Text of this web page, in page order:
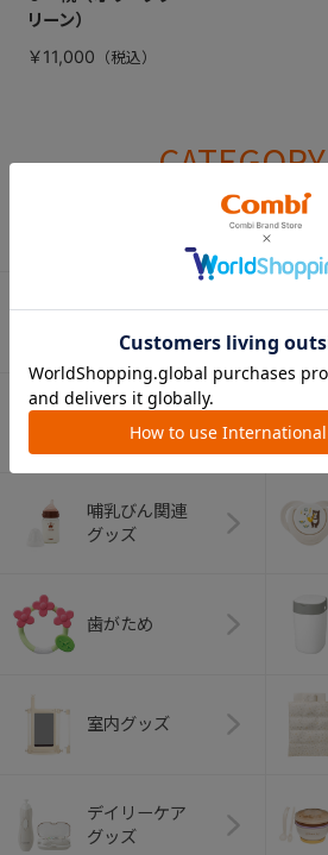
リーン）
￥11,000
CATEGORY
カテゴリー
（コンビ）
ベビーラック＆
ベビーチェア
哺乳びん関連
グッズ
歯がため
室内グッズ
デイリーケア
グッズ